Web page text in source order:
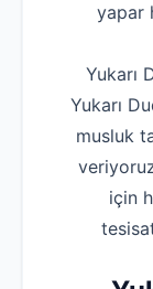
yapar
Yukarı
Yukarı
musluk
için